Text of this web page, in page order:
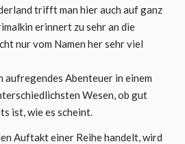
trifft man hier auch auf ganz
erinnert zu sehr an die
nur vom Namen her sehr viel
aufregendes Abenteuer in einem
Wesen, ob gut
ist, wie es scheint.
Auftakt einer Reihe handelt, wird